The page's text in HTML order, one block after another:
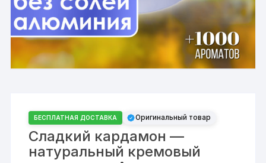
БЕСПЛАТНАЯ ДОСТАВКА Оригинальный товар
Сладкий кардамон —
натуральный кремовый